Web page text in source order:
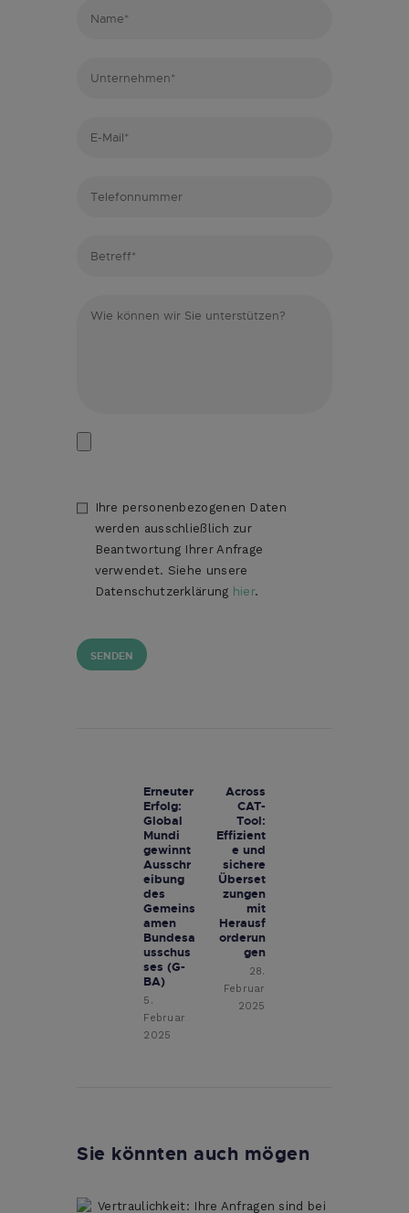
Ihre personenbezogenen Daten
werden ausschließlich zur
Beantwortung Ihrer Anfrage
verwendet. Siehe unsere
Datenschutzerklärung hier.
Previous
post:
Erneuter
Erfolg:
Global
Mundi
gewinnt
Ausschr
eibung
des
Gemeins
amen
Bundesa
usschus
ses (G-
BA)
5.
Februar
2025
Across
CAT-
Tool:
Effizient
e und
sichere
Überset
zungen
mit
Herausf
orderun
gen
28.
Februar
2025
Sie könnten auch mögen